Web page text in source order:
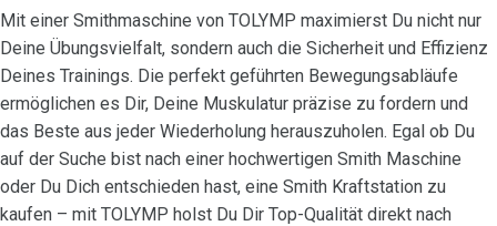
Mit einer Smithmaschine von TOLYMP maximierst Du nicht nur
Deine Übungsvielfalt, sondern auch die Sicherheit und Effizienz
Deines Trainings. Die perfekt geführten Bewegungsabläufe
ermöglichen es Dir, Deine Muskulatur präzise zu fordern und
das Beste aus jeder Wiederholung herauszuholen. Egal ob Du
auf der Suche bist nach einer hochwertigen Smith Maschine
oder Du Dich entschieden hast, eine Smith Kraftstation zu
kaufen – mit TOLYMP holst Du Dir Top-Qualität direkt nach